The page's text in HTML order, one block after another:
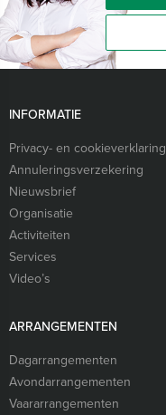
INFORMATIE
Privacy- en cookieverklaring
Annuleringsverzekering
Nieuwsbrief
Organisatie
Activiteiten
Services
Video’s
ARRANGEMENTEN
Dagarrangementen
Avondarrangementen
Vaararrangementen